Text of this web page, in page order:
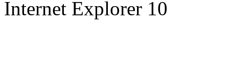
Internet Explorer 10